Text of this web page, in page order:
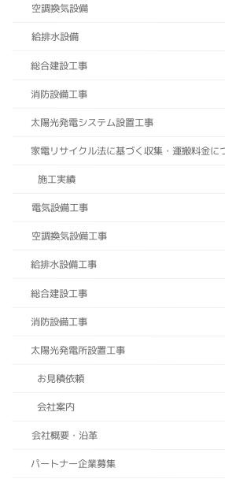
空調換気設備
給排水設備
総合建設工事
消防設備工事
太陽光発電システム設置工事
家電リサイクル法に基づく収集・運搬料金に
施工実績
電気設備工事
空調換気設備工事
給排水設備工事
総合建設工事
消防設備工事
太陽光発電所設置工事
お見積依頼
会社案内
会社概要・沿革
パートナー企業募集